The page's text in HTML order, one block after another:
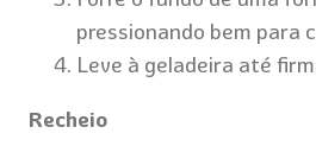
pressionando bem para
Leve à geladeira até
Recheio